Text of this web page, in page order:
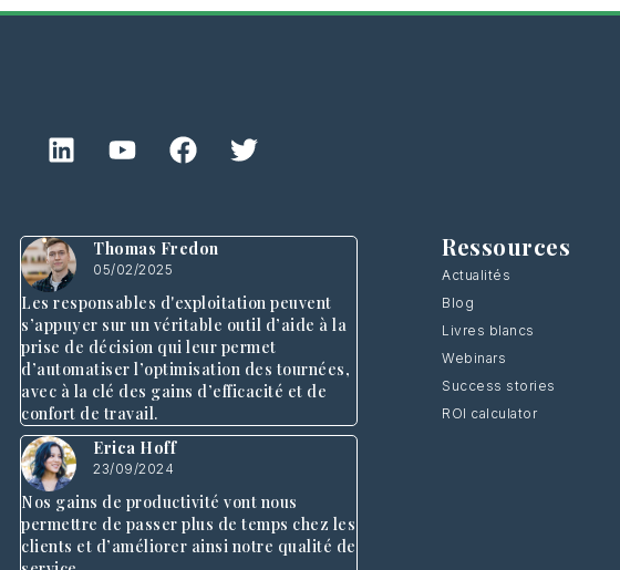
Thomas Fredon
05/02/2025
Les responsables d'exploitation peuvent
s’appuyer sur un véritable outil d’aide à la
prise de décision qui leur permet
d’automatiser l’optimisation des tournées,
avec à la clé des gains d’efficacité et de
confort de travail.
Erica Hoff
23/09/2024
Nos gains de productivité vont nous
permettre de passer plus de temps chez les
clients et d’améliorer ainsi notre qualité de
Ressources
Actualités
Blog
Livres blancs
Webinars
Success stories
ROI calculator